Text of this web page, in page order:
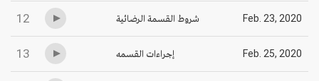
12 Feb. 23, 2020
13 Feb. 25, 2020